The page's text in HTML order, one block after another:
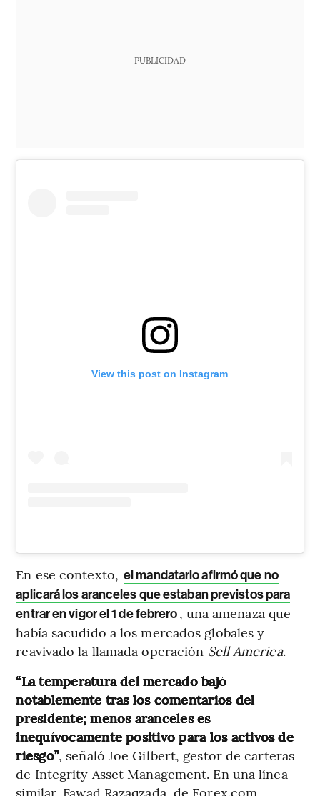
PUBLICIDAD
View this post on Instagram
En ese contexto, el mandatario afirmó que no
aplicará los aranceles que estaban previstos para
entrar en vigor el 1 de febrero, una amenaza que
había sacudido a los mercados globales y
reavivado la llamada operación Sell America.
“La temperatura del mercado bajó
notablemente tras los comentarios del
presidente; menos aranceles es
inequívocamente positivo para los activos de
riesgo”, señaló Joe Gilbert, gestor de carteras
de Integrity Asset Management. En una línea
similar, Fawad Razaqzada, de Forex.com,